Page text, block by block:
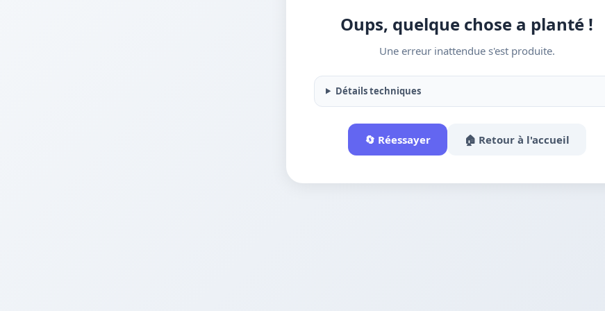
Oups, quelque chose a planté !
Une erreur inattendue s'est produite.
Détails techniques
🔄 Réessayer 🏠 Retour à l'accueil